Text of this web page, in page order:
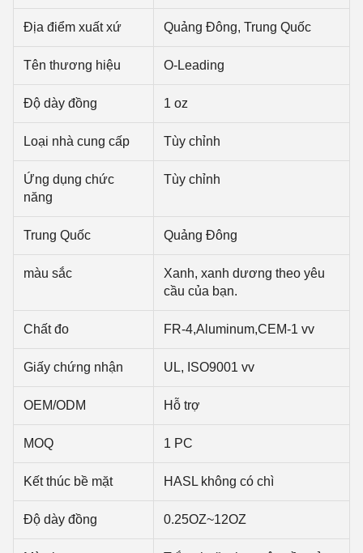
Địa điểm xuất xứ Quảng Đông, Trung Quốc
Tên thương hiệu O-Leading
Độ dày đồng 1 oz
Loại nhà cung cấp Tùy chỉnh
Ứng dụng chức
năng
Tùy chỉnh
Trung Quốc Quảng Đông
màu sắc
Xanh, xanh dương theo yêu
cầu của bạn.
Chất đo FR-4,Aluminum,CEM-1 vv
Giấy chứng nhận UL, ISO9001 vv
OEM/ODM Hỗ trợ
MOQ 1 PC
Kết thúc bề mặt HASL không có chì
Độ dày đồng 0.25OZ~12OZ